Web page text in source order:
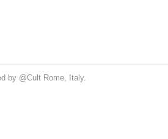
by @Cult Rome, Italy.